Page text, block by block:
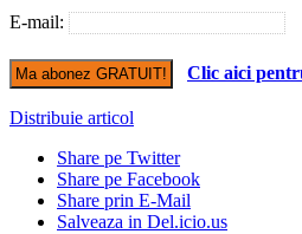
E-mail:
Clic aici
Distribuie articol
Share pe Twitter
Share pe Facebook
Share prin E-Mail
Salveaza in Del.icio.us